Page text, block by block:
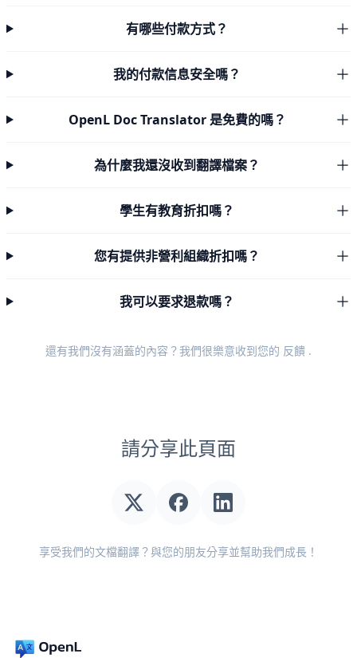
有哪些付款方式？
我的付款信息安全嗎？
OpenL Doc Translator 是免費的嗎？
為什麼我還沒收到翻譯檔案？
學生有教育折扣嗎？
您有提供非營利組織折扣嗎？
我可以要求退款嗎？
還有我們沒有涵蓋的內容？我們很樂意收到您的 反饋 .
請分享此頁面
享受我們的文檔翻譯？與您的朋友分享並幫助我們成長！